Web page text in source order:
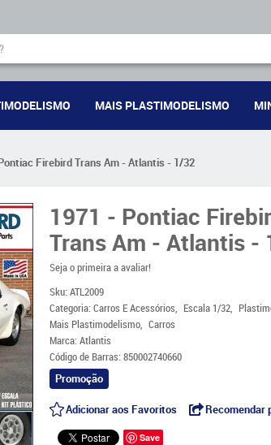
MAIS PLASTIMODELISMO
Firebird Trans Am - Atlantis - 1/32
1971 - Pontiac
Trans Am - Atlantis -
Seja o primeira a avaliar!
Sku:ATL2009
Categoria:Carros E Acessórios Escala 1/32
Mais Plastimodelismo Carros
Marca:Atlantis
Código de Barras:850002740660
Promoção
Adicionar aos Favoritos Recomendar
Save